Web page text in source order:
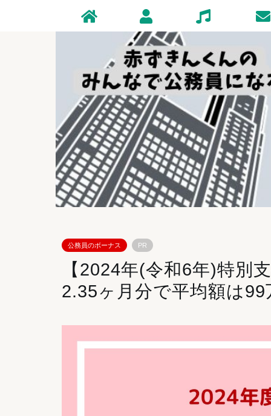
Home Profile Zakki
公務員のボーナス PR
【2024年(令和6年)特別
2.35ヶ月分で平均額は